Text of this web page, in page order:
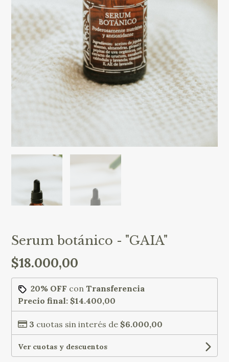
Serum botánico - "GAIA"
$18.000,00
20% OFF con Transferencia
Precio final: $14.400,00
3 cuotas sin interés de $6.000,00
Ver cuotas y descuentos